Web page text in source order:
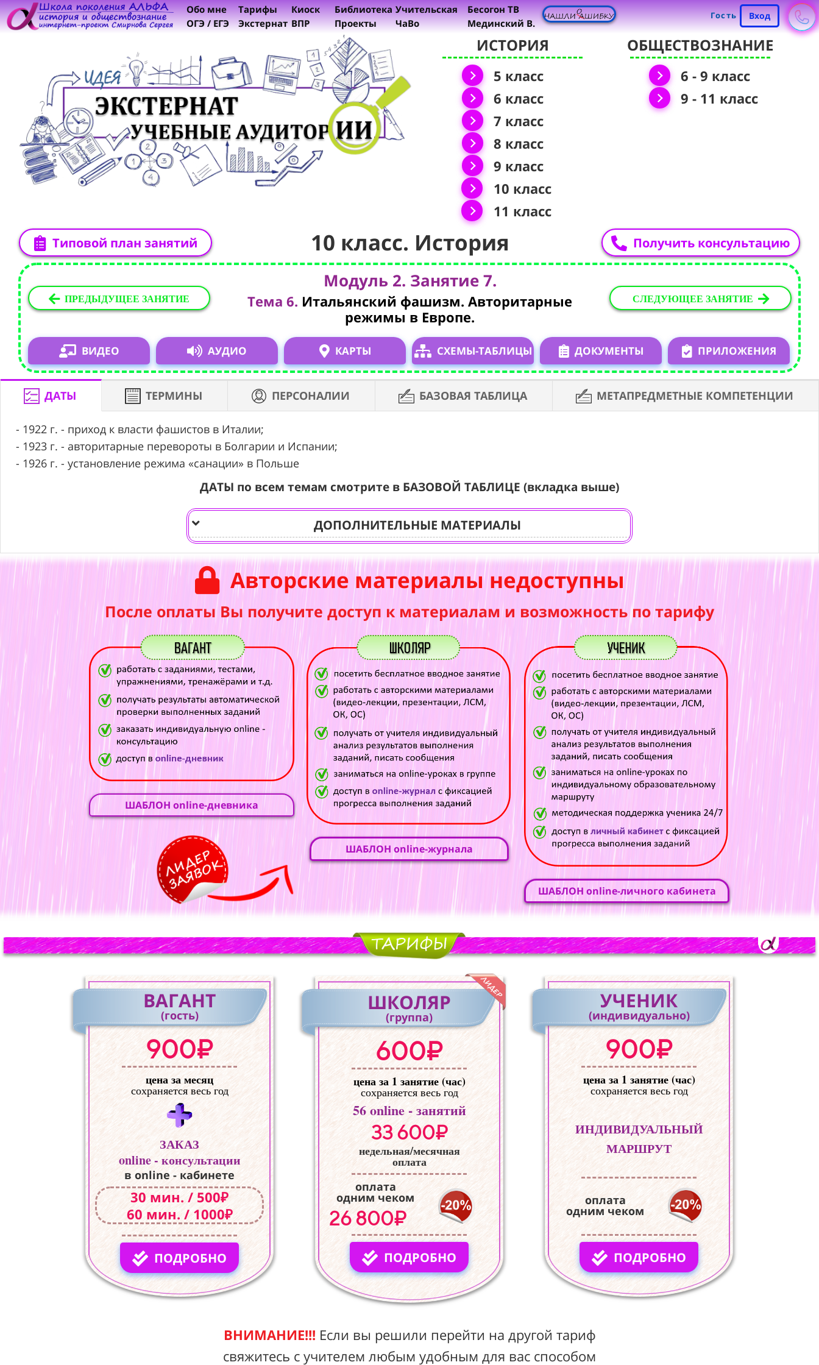
Обо мне
ОГЭ / ЕГЭ
Тарифы
Экстернат
Киоск
ВПР
Библиотека
Проекты
Учительская
ЧаВо
Бесогон ТВ
Мединский В.
Гость Вход
ИСТОРИЯ
5 класс
6 класс
7 класс
8 класс
9 класс
10 класс
11 класс
ОБЩЕСТВОЗНАНИЕ
6 - 9 класс
9 - 11 класс
Типовой план занятий 10 класс. История Получить консультацию
ПРЕДЫДУЩЕЕ ЗАНЯТИЕ
Модуль 2. Занятие 7.
Тема 6. Итальянский фашизм. Авторитарные
режимы в Европе.
СЛЕДУЮЩЕЕ ЗАНЯТИЕ
ВИДЕО АУДИО КАРТЫ СХЕМЫ-ТАБЛИЦЫ ДОКУМЕНТЫ ПРИЛОЖЕНИЯ
ДАТЫ ТЕРМИНЫ ПЕРСОНАЛИИ БАЗОВАЯ ТАБЛИЦА МЕТАПРЕДМЕТНЫЕ КОМПЕТЕНЦИИ
- 1922 г. - приход к власти фашистов в Италии;
- 1923 г. - авторитарные перевороты в Болгарии и Испании;
- 1926 г. - установление режима «санации» в Польше
ДАТЫ по всем темам смотрите в БАЗОВОЙ ТАБЛИЦЕ (вкладка выше)
ДОПОЛНИТЕЛЬНЫЕ МАТЕРИАЛЫ
Авторские материалы недоступны
После оплаты Вы получите доступ к материалам и возможность по тарифу
ШАБЛОН online-дневника
ШАБЛОН online-журнала
ШАБЛОН online-личного кабинета
ВАГАНТ
(гость)
900₽
цена за месяц
сохраняется весь год
ЗАКАЗ
online - консультации
в online - кабинете
30 мин. / 500₽
60 мин. / 1000₽
ПОДРОБНО
ШКОЛЯР
(группа)
600₽
цена за 1 занятие (час)
сохраняется весь год
56online - занятий
33 600₽
недельная/месячная
оплата
оплата
одним чеком
26 800₽
ПОДРОБНО
УЧЕНИК
(индивидуально)
900₽
цена за 1 занятие (час)
сохраняется весь год
ИНДИВИДУАЛЬНЫЙ
МАРШРУТ
оплата
одним чеком
ПОДРОБНО
ВНИМАНИЕ!!! Если вы решили перейти на другой тариф
свяжитесь с учителем любым удобным для вас способом